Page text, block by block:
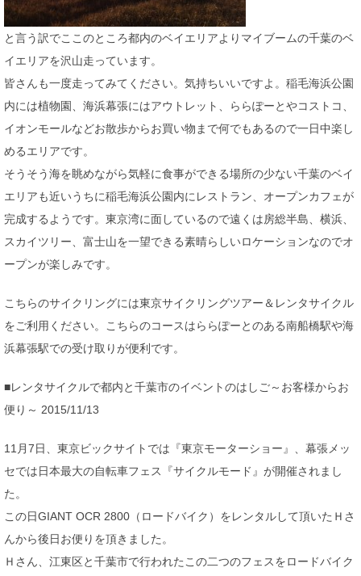
と言う訳でここのところ都内のベイエリアよりマイブームの千葉のベ
イエリアを沢山走っています。
皆さんも一度走ってみてください。気持ちいいですよ。稲毛海浜公園
内には植物園、海浜幕張にはアウトレット、ららぽーとやコストコ、
イオンモールなどお散歩からお買い物まで何でもあるので一日中楽し
めるエリアです。
そうそう海を眺めながら気軽に食事ができる場所の少ない千葉のベイ
エリアも近いうちに稲毛海浜公園内にレストラン、オープンカフェが
完成するようです。東京湾に面しているので遠くは房総半島、横浜、
スカイツリー、富士山を一望できる素晴らしいロケーションなのでオ
ープンが楽しみです。
こちらのサイクリングには東京サイクリングツアー＆レンタサイクル
をご利用ください。こちらのコースはららぽーとのある南船橋駅や海
浜幕張駅での受け取りが便利です。
■レンタサイクルで都内と千葉市のイベントのはしご～お客様からお
便り～ 2015/11/13
11月7日、東京ビックサイトでは『東京モーターショー』、幕張メッ
セでは日本最大の自転車フェス『サイクルモード』が開催されまし
た。
この日GIANT OCR 2800（ロードバイク）をレンタルして頂いたＨさ
んから後日お便りを頂きました。
Ｈさん、江東区と千葉市で行われたこの二つのフェスをロードバイク